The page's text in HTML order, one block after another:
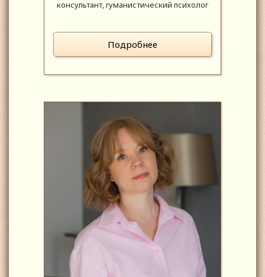
консультант, гуманистический психолог
Подробнее